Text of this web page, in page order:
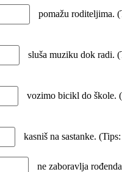
pomažu roditeljima.
sluša muziku dok radi.
vozimo bicikl do škole.
kasniš na sastanke.
ne zaboravlja